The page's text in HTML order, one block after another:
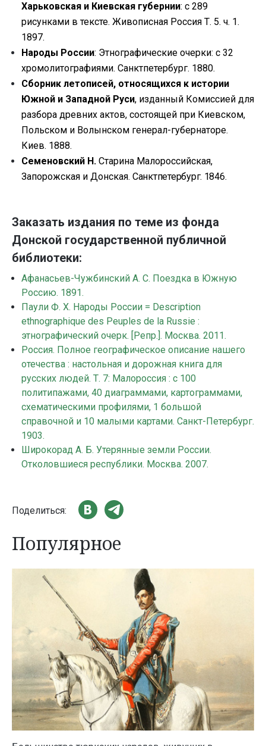
Харьковская и Киевская губернии: с 289
рисунками в тексте. Живописная Россия Т. 5. ч. 1.
1897.
Народы России: Этнографические очерки: с 32
хромолитографиями. Санктпетербург. 1880.
Сборник летописей, относящихся к истории
Южной и Западной Руси, изданный Комиссией для
разбора древних актов, состоящей при Киевском,
Польском и Волынском генерал-губернаторе.
Киев. 1888.
Семеновский Н. Старина Малороссийская,
Запорожская и Донская. Санктпетербург. 1846.
Заказать издания по теме из фонда
Донской государственной публичной
библиотеки:
Афанасьев-Чужбинский А. С. Поездка в Южную
Россию. 1891.
Паули Ф. Х. Народы России = Description
ethnographique des Peuples de la Russie :
этнографический очерк. [Репр.]. Москва. 2011.
Россия. Полное географическое описание нашего
отечества : настольная и дорожная книга для
русских людей. Т. 7: Малороссия : с 100
политипажами, 40 диаграммами, картограммами,
схематическими профилями, 1 большой
справочной и 10 малыми картами. Санкт-Петербург.
1903.
Широкорад А. Б. Утерянные земли России.
Отколовшиеся республики. Москва. 2007.
Поделиться:
Популярное